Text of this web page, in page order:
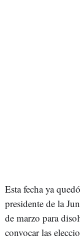
Esta fecha ya
presidente de la
de marzo para
convocar las